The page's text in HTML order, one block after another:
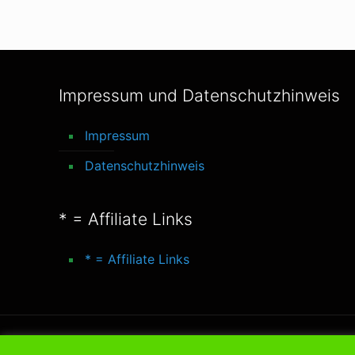
Impressum und Datenschutzhinweis
Impressum
Datenschutzhinweis
* = Affiliate Links
* = Affiliate Links